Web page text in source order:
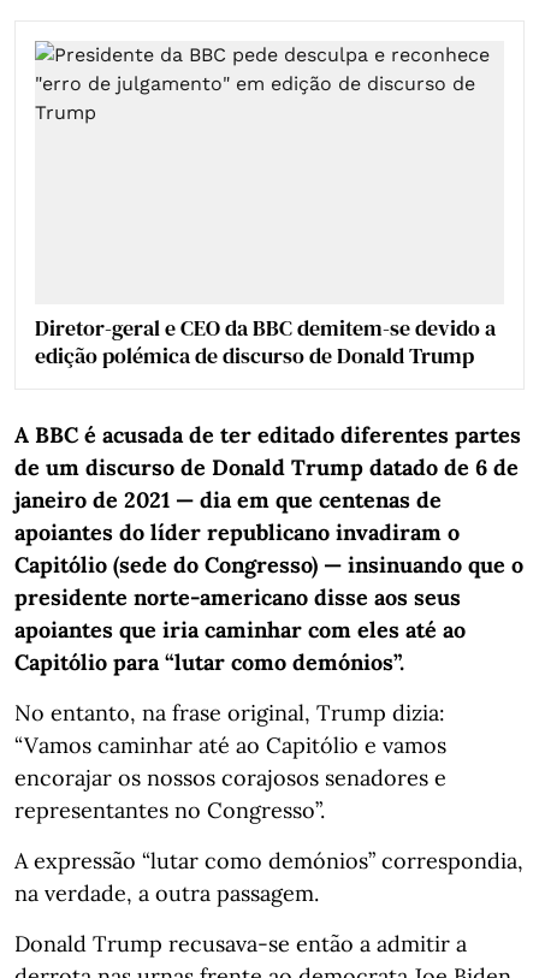
Diretor-geral e CEO da BBC demitem-se devido a
edição polémica de discurso de Donald Trump
A BBC é acusada de ter editado diferentes partes
de um discurso de Donald Trump datado de 6 de
janeiro de 2021 — dia em que centenas de
apoiantes do líder republicano invadiram o
Capitólio (sede do Congresso) — insinuando que o
presidente norte-americano disse aos seus
apoiantes que iria caminhar com eles até ao
Capitólio para “lutar como demónios”.
No entanto, na frase original, Trump dizia:
“Vamos caminhar até ao Capitólio e vamos
encorajar os nossos corajosos senadores e
representantes no Congresso”.
A expressão “lutar como demónios” correspondia,
na verdade, a outra passagem.
Donald Trump recusava-se então a admitir a